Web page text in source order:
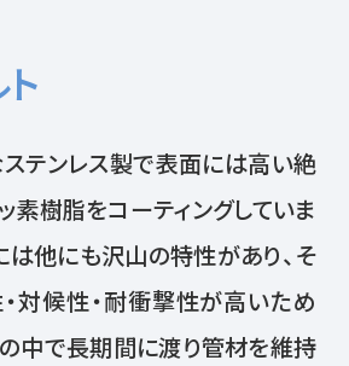
テンレス製で表面には高い絶
素樹脂をコーティングしていま
は他にも沢山の特性があり、そ
対候性・耐衝撃性が高いため
中で長期間に渡り管材を維持